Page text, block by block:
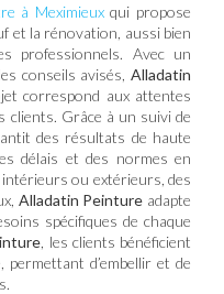
à Meximieuxqui propose
et la rénovation, aussi bien
professionnels. Avec un
conseils avisés, Alladatin
correspond aux attentes
clients. Grâce à un suivi de
des résultats de haute
délais et des normes en
ou extérieurs, des
Alladatin Peinture adapte
spécifiques de chaque
, les clients bénéficient
d’embellir et de